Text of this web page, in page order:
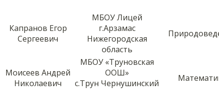
Капранов Егор
Сергеевич
МБОУ Лицей
г.Арзамас
Нижегородская
область
Моисеев Андрей
Николаевич
МБОУ «Труновская
ООШ»
с.Трун Чернушинский